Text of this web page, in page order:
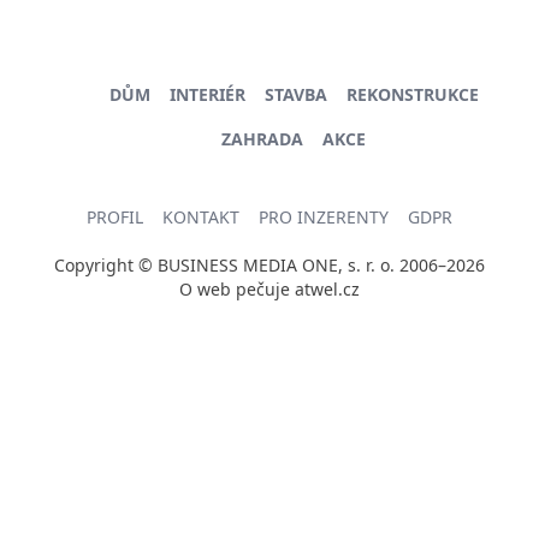
DŮM INTERIÉR STAVBA
REKONSTRUKCE
ZAHRADA
AKCE
PROFIL KONTAKT PRO INZERENTY GDPR
Copyright © BUSINESS MEDIA ONE, s. r. o. 2006–2026